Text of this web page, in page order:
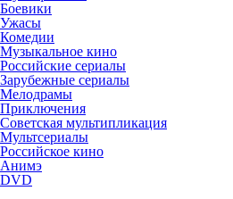
Боевики
Ужасы
Комедии
Музыкальное кино
Российские сериалы
Зарубежные сериалы
Мелодрамы
Приключения
Советская мультипликация
Мультсериалы
Российское кино
Анимэ
DVD